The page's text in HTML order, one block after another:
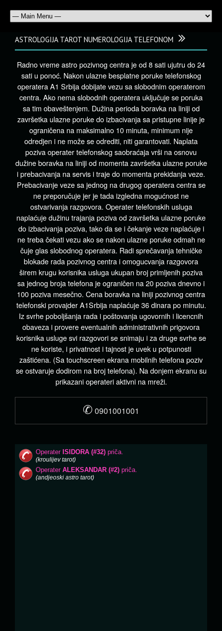
ASTROLOGIJA TAROT NUMEROLOGIJA TELEFONOM
Radno vreme astro pozivnog centra je od 8 sati ujutru do 24
sati u ponoć. Nakon ulazne besplatne poruke telefonskog
operatera A1 Srbija dobijate vezu sa slobodnim operaterom
centra. Ako nema slobodnih operatera uključuje se poruka
sa tim obaveštenjem. Dužina perioda boravka na liniji od
završetka ulazne poruke do izbacivanja sa pristupne linije je
ograničena na maksimalno 10 minuta, minimum nije
odredjen i ne može se odrediti, niti garantovati. Naplata
poziva operater telefonskog saobraćaja vrši na osnovu
dužine boravka na liniji od momenta završetka ulazne poruke
i prebacivanja na servis i traje do momenta prekidanja veze.
Prebacivanje veze sa jednog na drugog operatera centra se
ne preporučuje jer je tada izgledna mogućnost ne
ostvarivanja razgovora. Operater telefonskih usluga
naplaćuje dužinu trajanja poziva od završetka ulazne poruke
do izbacivanja poziva, tako da se i čekanje veze naplaćuje i
ne treba čekati vezu ako se nakon ulazne poruke odmah ne
čuje glas slobodnog operatera. Radi sprečavanja tehničke
blokade rada pozivnog centra i omogucvanja razgovora
širem krugu korisnika usluga ukupan broj primljenih poziva
sa jednog broja telefona je ograničen na 20 poziva dnevno i
100 poziva mesečno. Cena boravka na liniji pozivnog centra
telefonski provajder A1Srbija naplaćuje 36 dinara po minutu.
Iz svrhe poboljšanja rada i poštovanja ugovornih i licencnih
obaveza i provere eventualnih administrativnih prigovora
korisnika usluge svi razgovori se snimaju i za druge svrhe se
ne koriste, i privatnost i tajnost je uvek u potpunosti
zaštićena. (Sa touchscreen ekrana mobilnih telefona poziv
se ostvaruje dodirom na broj telefona). Na donjem ekranu su
prikazani operateri aktivni na mreži.
✆ 0901001001